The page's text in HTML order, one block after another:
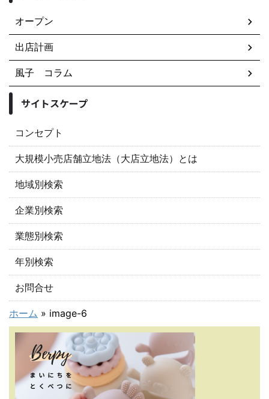
オープン
出店計画
風子 コラム
サイトスケープ
コンセプト
大規模小売店舗立地法（大店立地法）とは
地域別検索
企業別検索
業態別検索
年別検索
お問合せ
ホーム » image-6